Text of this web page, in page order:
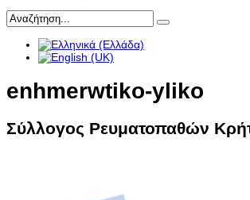
enhmerwtiko-yliko
Σύλλογος Ρευματοπαθών